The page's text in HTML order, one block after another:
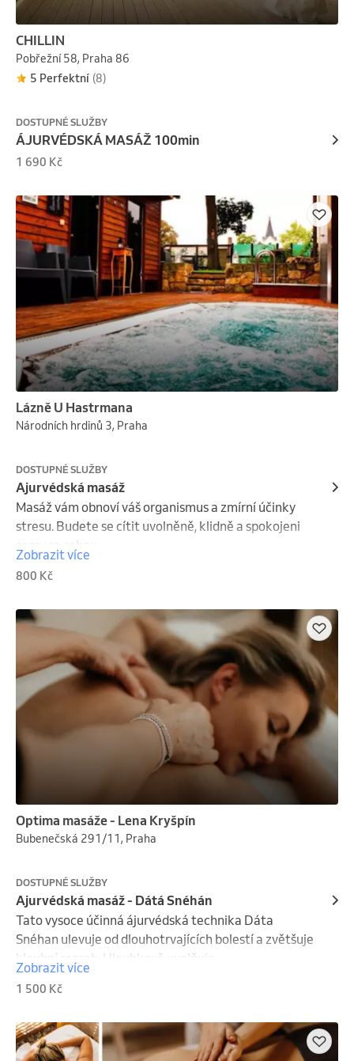
CHILLIN
Pobřežní 58, Praha 86
5 Perfektní (8)
DOSTUPNÉ SLUŽBY
ÁJURVÉDSKÁ MASÁŽ 100min
1 690 Kč
Lázně U Hastrmana
Národních hrdinů 3, Praha
DOSTUPNÉ SLUŽBY
Ajurvédská masáž
Masáž vám obnoví váš organismus a zmírní účinky
stresu. Budete se cítit uvolněně, klidně a spokojeni
samy se sebou.
Zobrazit více
800 Kč
Optima masáže - Lena Kryšpín
Bubenečská 291/11, Praha
DOSTUPNÉ SLUŽBY
Ajurvédská masáž - Dátá Snéhán
Tato vysoce účinná ájurvédská technika Dáta
Snéhan ulevuje od dlouhotrvajících bolestí a zvětšuje
kloubní rozsah. Hloubkově uvolňuje
napětí v oblasti kyčlí, bederní páteře a ramen, často s
úspěchem i tam, kde běžná fyzioterapie selhává.
Zobrazit více
1 500 Kč